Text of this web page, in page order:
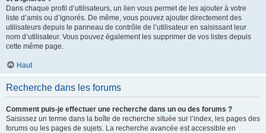
Dans chaque profil d’utilisateurs, un lien vous permet de les ajouter à votre
liste d’amis ou d’ignorés. De même, vous pouvez ajouter directement des
utilisateurs depuis le panneau de contrôle de l’utilisateur en saisissant leur
nom d’utilisateur. Vous pouvez également les supprimer de vos listes depuis
cette même page.
Haut
Recherche dans les forums
Comment puis-je effectuer une recherche dans un ou des forums ?
Saisissez un terme dans la boîte de recherche située sur l’index, les pages des
forums ou les pages de sujets. La recherche avancée est accessible en